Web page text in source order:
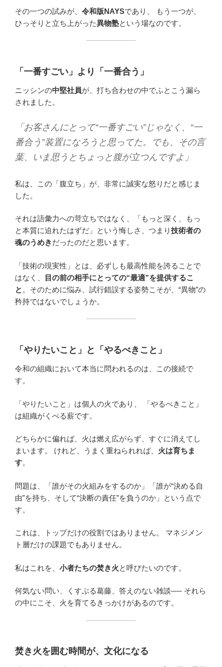
その一つの試みが、 令和版NAYSであり、 もう一つが、
ひっそりと立ち上がった異物塾という場なのです。
「一番すごい」より「一番合う」
ニッシンの中堅社員が、打ち合わせの中でふとこう漏ら
されました。
「お客さんにとって“一番すごい”じゃなく、“一
番合う”装置になろうと思ってた。でも、その言
葉、いま思うとちょっと腹が立つんですよ」
私は、この「腹立ち」が、非常に誠実な怒りだと感じま
した。
それは語彙力への苛立ちではなく、「もっと深く、もっ
と本質に迫れたはずだ」という悔しさ、つまり技術者の
魂のうめきだったのだと思います。
「技術の現実性」とは、必ずしも最高性能を誇ることで
はなく、
目の前の相手にとっての“最適”を提供するこ
と 。そのために悩み、試行錯誤する姿勢こそが、“異物”の
矜持ではないでしょうか。
「やりたいこと」と「やるべきこと」
令和の組織において本当に問われるのは、この接続で
す。
「やりたいこと」は個人の火であり、 「やるべきこと」
は組織がくべる薪です。
どちらかに偏れば、火は燃え広がらず、すぐに消えてし
まいます。 けれど、うまく重ねられれば、 火は育ちま
す。
問題は、「誰がその火組みをするのか」「誰が“決める自
由”を持ち、そして“決断の責任”を負うのか」という点で
す。
これは、トップだけの役割ではありません。 マネジメン
ト層だけの課題でもありません。
私はこれを、 小者たちの焚き火と呼びたいのです。
何気ない問い、くすぶる葛藤、答えのない雑談── それら
の中にこそ、火を育てるきっかけがあるのです。
焚き火を囲む時間が、文化になる